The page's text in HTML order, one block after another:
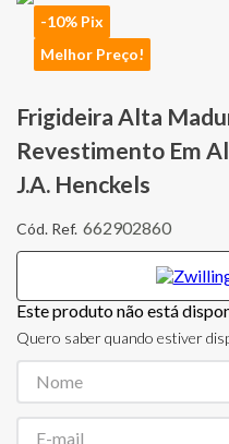
-10% Pix
Melhor Preço!
Frigideira Alta
Revestimento Em
J.A. Henckels
662902860
Este produto não está
Quero saber quando estiver